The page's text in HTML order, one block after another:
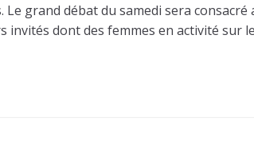
grand débat du samedi sera
invités dont des femmes en activité sur